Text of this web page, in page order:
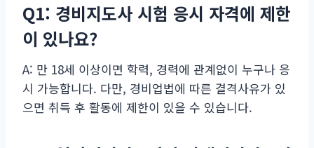
Q1: 경비지도사 시험 응시 자격에 제한
이 있나요?
A: 만 18세 이상이면 학력, 경력에 관계없이 누구나 응
시 가능합니다. 다만, 경비업법에 따른 결격사유가 있
으면 취득 후 활동에 제한이 있을 수 있습니다.